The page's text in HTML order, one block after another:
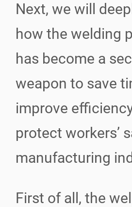
Next, we will
how the welding
has become a
weapon to save
improve
protect workers’
manufacturing
First of all, the